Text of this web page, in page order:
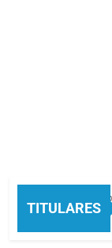
TITULARES
La crisis
4 Horas Atrás